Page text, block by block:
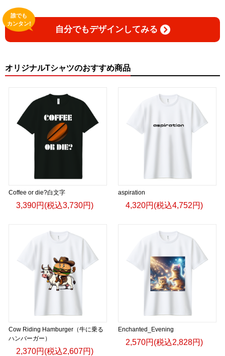
自分でもデザインしてみる
誰でも
カンタン!
オリジナルTシャツのおすすめ商品
Coffee or die?白文字
3,390円(税込3,730円)
aspiration
4,320円(税込4,752円)
Cow Riding Hamburger（牛に乗る
ハンバーガー）
2,370円(税込2,607円)
Enchanted_Evening
2,570円(税込2,828円)